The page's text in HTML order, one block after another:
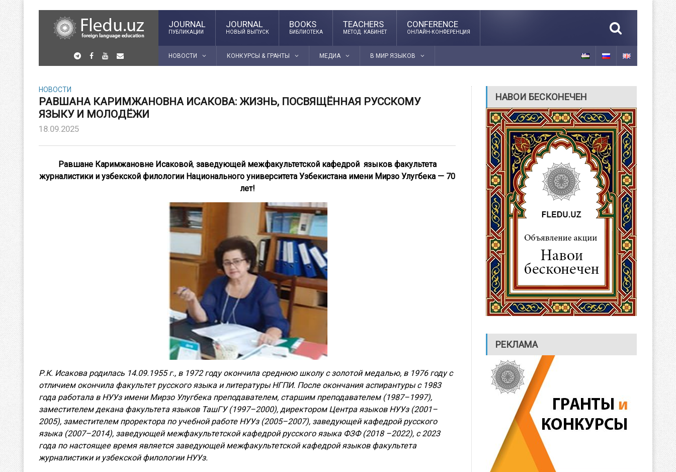
JOURNAL
ПУБЛИКАЦИИ
JOURNAL
НОВЫЙ ВЫПУСК
BOOKS
БИБЛИОТЕКА
TEACHERS
МЕТОД. КАБИНЕТ
CONFERENCE
ОНЛАЙН-КОНФЕРЕНЦИЯ
НОВОСТИ КОНКУРСЫ & ГРАНТЫ МЕДИА В МИР ЯЗЫКОВ
НОВОСТИ
РАВШАНА КАРИМЖАНОВНА ИСАКОВА: ЖИЗНЬ, ПОСВЯЩЁННАЯ РУССКОМУ
ЯЗЫКУ И МОЛОДЁЖИ
18.09.2025
Равшане Каримжановне Исаковой,заведующей межфакультетской кафедрой языков факультета
журналистики и узбекской филологии Национального университета Узбекистана имени Мирзо Улугбека — 70
лет!
Р.К. Исакова родилась 14.09.1955 г., в 1972 году окончила среднюю школу с золотой медалью, в 1976 году с
отличием окончила факультет русского языка и литературы НГПИ. После окончания аспирантуры с 1983
года работала в НУУз имени Мирзо Улугбека преподавателем, старшим преподавателем (1987–1997),
заместителем декана факультета языков ТашГУ (1997–2000), директором Центра языков НУУз (2001–
2005), заместителем проректора по учебной работе НУУз (2005–2007), заведующей кафедрой русского
языка (2007–2014), заведующей межфакультетской кафедрой русского языка ФЗФ (2018 –2022), с 2023
года по настоящее время является заведующей межфакультетской кафедрой языков факультета
журналистики и узбекской филологии НУУз.
НАВОИ БЕСКОНЕЧЕН
РЕКЛАМА